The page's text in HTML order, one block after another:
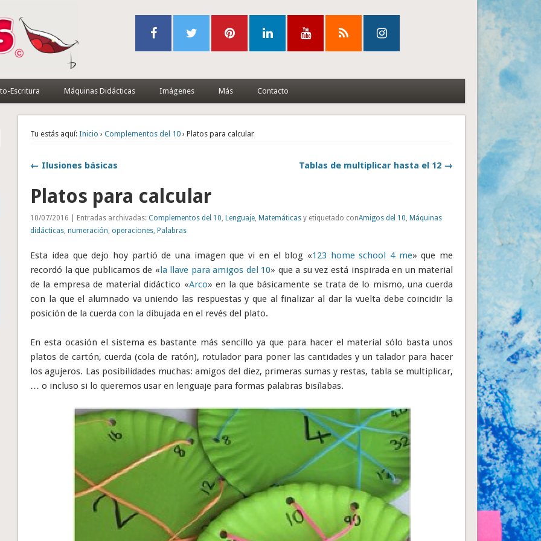
Escritura Máquinas Didácticas Imágenes Más Contacto
Tu estás aquí: Inicio ›Complementos del 10 › Platos para calcular
← Ilusiones básicas Tablas de multiplicar hasta el 12 →
Platos para calcular
10/07/2016 | Entradas archivadas:Complementos del 10,Lenguaje,Matemáticas y etiquetado conAmigos del 10,Máquinas
didácticas,numeración, operaciones,Palabras
Esta idea que dejo hoy partió de una imagen que vi en el blog «123 home school 4 me» que me
recordó la que publicamos de «la llave para amigos del 10» que a su vez está inspirada en un material
de la empresa de material didáctico «Arco» en la que básicamente se trata de lo mismo, una cuerda
con la que el alumnado va uniendo las respuestas y que al finalizar al dar la vuelta debe coincidir la
posición de la cuerda con la dibujada en el revés del plato.
En esta ocasión el sistema es bastante más sencillo ya que para hacer el material sólo basta unos
platos de cartón, cuerda (cola de ratón), rotulador para poner las cantidades y un talador para hacer
los agujeros. Las posibilidades muchas: amigos del diez, primeras sumas y restas, tabla se multiplicar,
… o incluso si lo queremos usar en lenguaje para formas palabras bisílabas.